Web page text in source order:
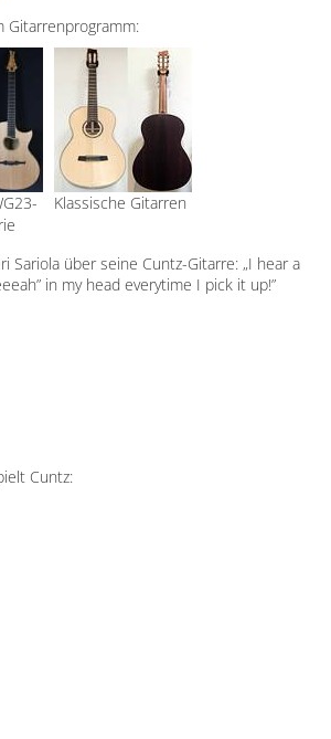
Gitarrenprogramm:
Klassische Gitarren
Sariola über seine Cuntz-Gitarre: „I hear a
in my head everytime I pick it up!”
Cuntz: